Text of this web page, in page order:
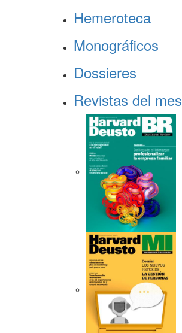
Hemeroteca
Monográficos
Dossieres
Revistas del mes